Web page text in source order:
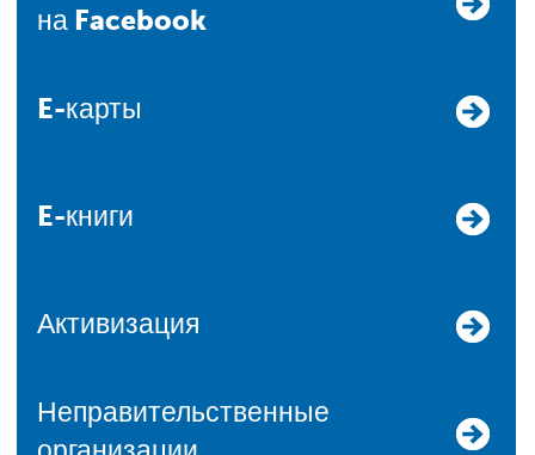
на Facebook
E-карты
E-книги
Активизация
Неправительственные